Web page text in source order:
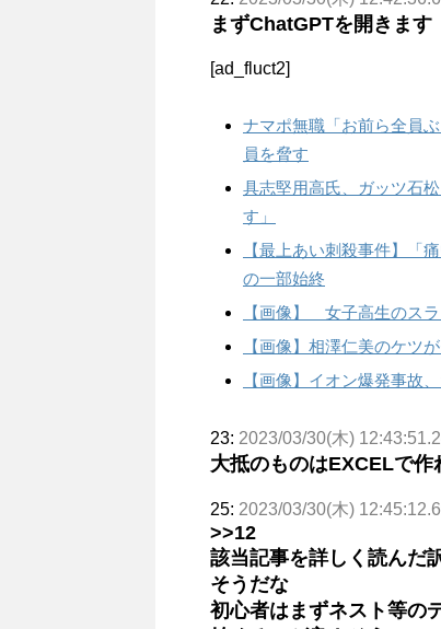
まずChatGPTを開きます
[ad_fluct2]
ナマポ無職「お前ら全員
員を脅す
具志堅用高氏、ガッツ石
す」
【最上あい刺殺事件】
の一部始終
【画像】 女子高生のス
【画像】相澤仁美のケツ
【画像】イオン爆発事故
23: 2023/03/30(木)
大抵のものはEXCELで作
25: 2023/03/30(木)
>>12
該当記事を詳しく読んだ
そうだな
初心者はまずネスト等の